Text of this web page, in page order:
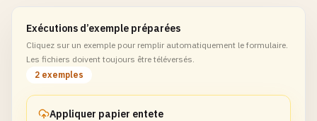
Exécutions d’exemple préparées
Cliquez sur un exemple pour remplir automatiquement le formulaire.
Les fichiers doivent toujours être téléversés.
2 exemples
Appliquer papier entete